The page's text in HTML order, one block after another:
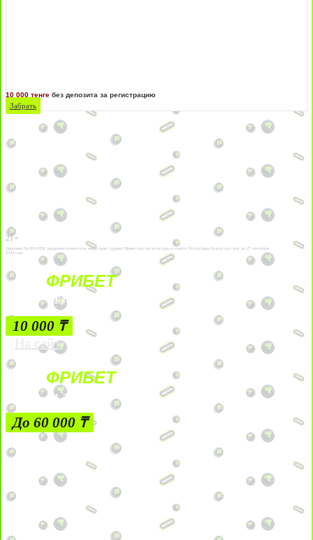
10 000 тенге без депозита за регистрацию
Забрать
21+
Лицензии №24514359, выданной комитетом индустрии туризма Министерства культуры и спорта Республики Казахстан срок до 27 сентября
2034 года.
ФРИБЕТ
БЕЗ УСЛОВИЙ
10 000 ₸
На сайт
ФРИБЕТ
ЗА ДЕПОЗИТЫ
До 60 000 ₸